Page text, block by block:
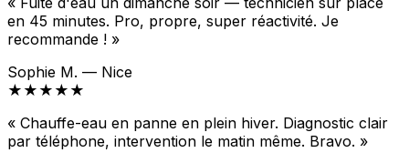
en 45 minutes. Pro, propre, super réactivité. Je
recommande ! »
Sophie M. — Nice
★★★★★
« Chauffe-eau en panne en plein hiver. Diagnostic clair
par téléphone, intervention le matin même. Bravo. »